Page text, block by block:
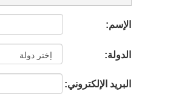
الإسم:
الدولة:
البريد الإلكتروني: